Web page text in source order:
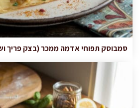
סמבוסק תפוחי אדמה ממכר (בצק פריך